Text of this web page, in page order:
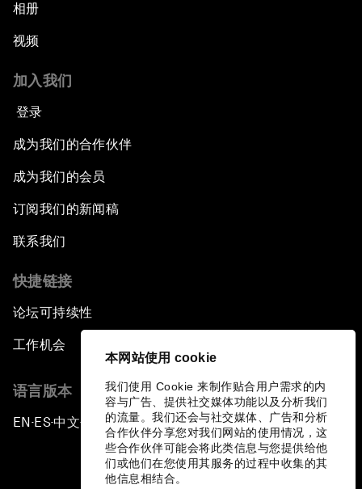
本网站使用 cookie
我们使用 Cookie 来制作贴合用户需求的内
容与广告、提供社交媒体功能以及分析我们
的流量。我们还会与社交媒体、广告和分析
合作伙伴分享您对我们网站的使用情况，这
些合作伙伴可能会将此类信息与您提供给他
们或他们在您使用其服务的过程中收集的其
他信息相结合。
相册
视频
加入我们
登录
成为我们的合作伙伴
成为我们的会员
订阅我们的新闻稿
联系我们
快捷链接
论坛可持续性
工作机会
语言版本
EN ▪ ES▪中文▪ 日本語